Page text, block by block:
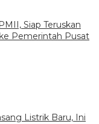
Siap Teruskan
Pemerintah Pusat
Listrik Baru, Ini